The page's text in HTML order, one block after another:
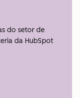
do setor de
da HubSpot